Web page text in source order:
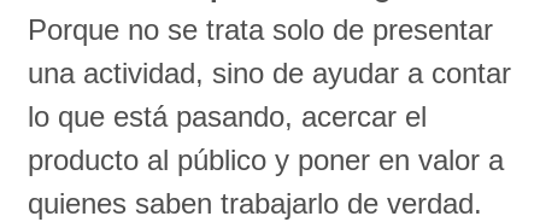
Porque no se trata solo de presentar
una actividad, sino de ayudar a contar
lo que está pasando, acercar el
producto al público y poner en valor a
quienes saben trabajarlo de verdad.